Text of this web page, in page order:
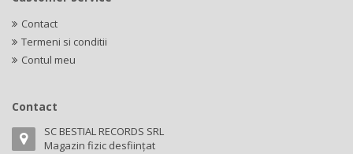
Contact
Termeni si conditii
Contul meu
Contact
SC BESTIAL RECORDS SRL
Magazin fizic desființat